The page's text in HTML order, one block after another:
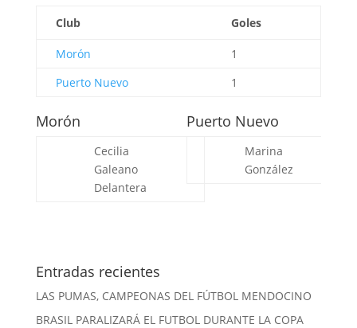
Club Goles
Morón
1
Puerto Nuevo
1
Morón
Cecilia
Galeano
Delantera
Puerto Nuevo
Marina
González
Entradas recientes
LAS PUMAS, CAMPEONAS DEL FÚTBOL MENDOCINO
BRASIL PARALIZARÁ EL FUTBOL DURANTE LA COPA